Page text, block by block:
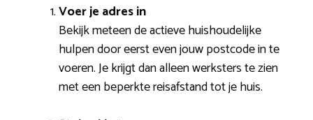
Voer je adres in
Bekijk meteen de actieve huishoudelijke
hulpen door eerst even jouw postcode in te
voeren. Je krijgt dan alleen werksters te zien
met een beperkte reisafstand tot je huis.